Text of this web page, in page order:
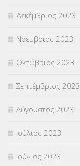
Δεκέμβριος 2023
Νοέμβριος 2023
Οκτώβριος 2023
Σεπτέμβριος 2023
Αύγουστος 2023
Ιούλιος 2023
Ιούνιος 2023